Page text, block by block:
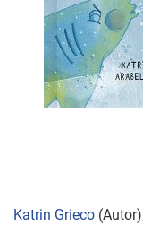
Katrin Grieco